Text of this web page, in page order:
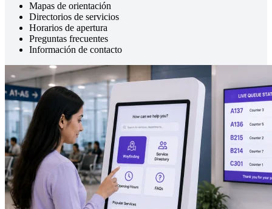
Mapas de orientación
Directorios de servicios
Horarios de apertura
Preguntas frecuentes
Información de contacto